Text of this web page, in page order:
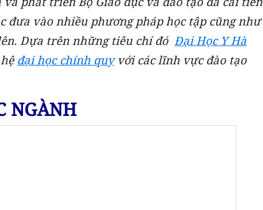
đưa vào nhiều phương pháp học tập cũng như
Dựa trên những tiêu chí đóĐại Học Y Hà
đại học chính quyvới các lĩnh vực đào tạo
NGÀNH